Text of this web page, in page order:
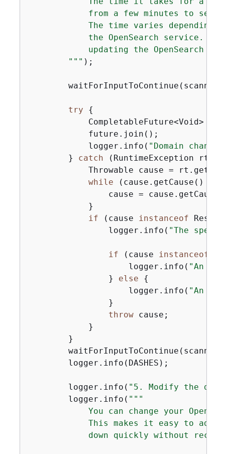
from a few minutes to
The time varies depending
the OpenSearch service.
updating the OpenSearch
        "
"" );
try
{
CompletableFuture<Void>
            future.join();
            logger.info(
"Domain
        }
catch (RuntimeException rt)
Throwable cause =
while (cause.getCause() !=
cause =
            }
if (cause instanceof
                logger.info(
"The
if (cause instanceof
                    logger.info(
"An
                }
else
{
                    logger.info(
"An
                }
throw cause;
            }
        }
        logger.info(DASHES);
        logger.info(
"5. Modify the
        logger.info(
"" "
You can change your
This makes it easy to
down quickly without